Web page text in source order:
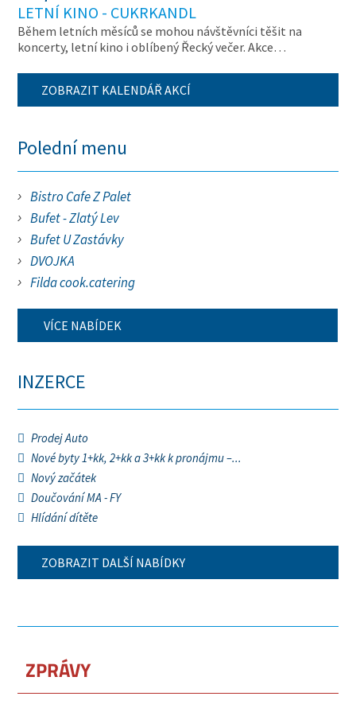
LETNÍ KINO - CUKRKANDL
Během letních měsíců se mohou návštěvníci těšit na
koncerty, letní kino i oblíbený Řecký večer. Akce…
ZOBRAZIT KALENDÁŘ AKCÍ
Polední menu
Bistro Cafe Z Palet
Bufet - Zlatý Lev
Bufet U Zastávky
DVOJKA
Filda cook.catering
VÍCE NABÍDEK
INZERCE
Prodej Auto
Nové byty 1+kk, 2+kk a 3+kk k pronájmu –...
Nový začátek
Doučování MA - FY
Hlídání dítěte
ZOBRAZIT DALŠÍ NABÍDKY
ZPRÁVY